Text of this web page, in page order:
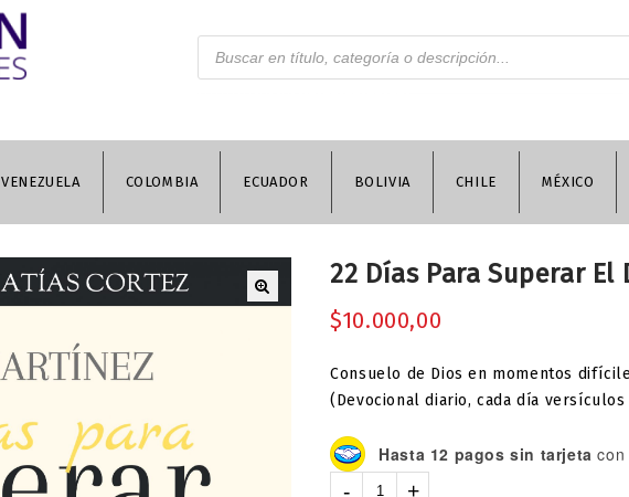
VENEZUELA COLOMBIA ECUADOR BOLIVIA CHILE MÉXICO
22 Días Para Superar El
$10.000,00
Consuelo de Dios en momentos
(Devocional diario, cada día
Hasta 12 pagos sin tarjeta con